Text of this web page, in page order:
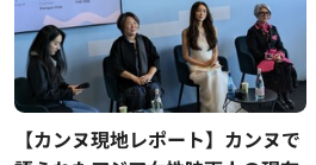
【カンヌ現地レポート】カンヌで